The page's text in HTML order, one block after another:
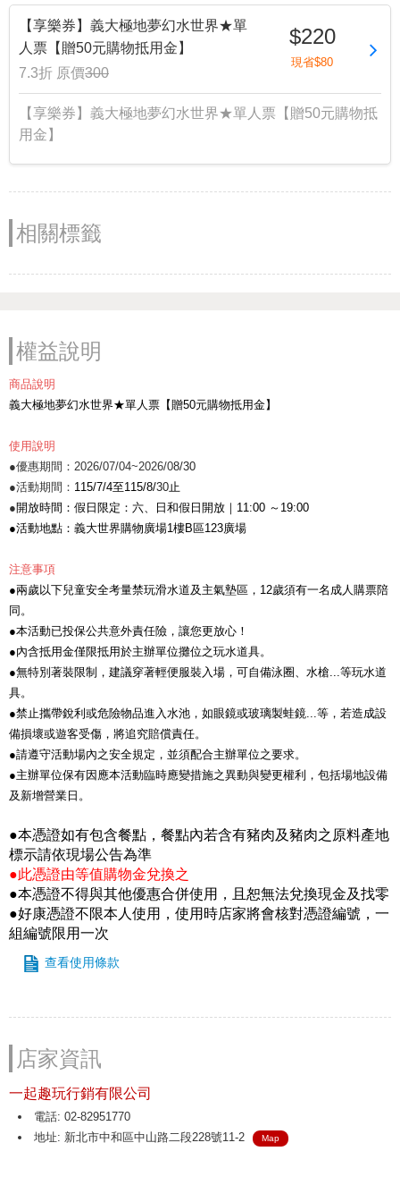
【享樂券】義大極地夢幻水世界★單
人票【贈50元購物抵用金】
7.3折 原價300
$220
現省$80
【享樂券】義大極地夢幻水世界★單人票【贈50元購物抵
用金】
相關標籤
權益說明
商品說明
義大極地夢幻水世界★單人票【贈50元購物抵用金】
使用說明
●優惠期間：2026/07/04~2026/08/30
●活動期間： 115/7/4至115/8/30止
●開放時間：假日限定：六、日和假日開放｜11:00 ～19:00
●活動地點：義大世界購物廣場1樓B區123廣場
注意事項
●兩歲以下兒童安全考量禁玩滑水道及主氣墊區，12歲須有一名成人購票陪
同。
●本活動已投保公共意外責任險，讓您更放心！
●內含抵用金僅限抵用於主辦單位攤位之玩水道具。
●無特別著裝限制，建議穿著輕便服裝入場，可自備泳圈、水槍...等玩水道
具。
●禁止攜帶銳利或危險物品進入水池，如眼鏡或玻璃製蛙鏡...等，若造成設
備損壞或遊客受傷，將追究賠償責任。
●請遵守活動場內之安全規定，並須配合主辦單位之要求。
●主辦單位保有因應本活動臨時應變措施之異動與變更權利，包括場地設備
及新增營業日。
●本憑證如有包含餐點，餐點內若含有豬肉及豬肉之原料產地
標示請依現場公告為準
●此憑證由等值購物金兌換之
●本憑證不得與其他優惠合併使用，且恕無法兌換現金及找零
●好康憑證不限本人使用，使用時店家將會核對憑證編號，一
組編號限用一次
查看使用條款
店家資訊
一起趣玩行銷有限公司
電話: 02-82951770
地址: 新北市中和區中山路二段228號11-2
Map